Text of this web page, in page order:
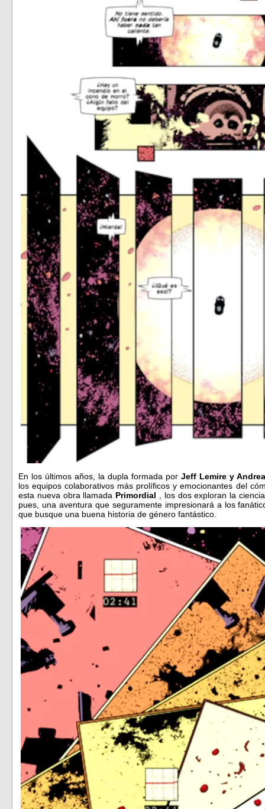
En los últimos años, la dupla formada por Jeff Lemire y
los equipos colaborativos más prolíficos y emocionantes del
esta nueva obra llamada Primordial
, los dos exploran la
pues, una aventura que seguramente impresionará a los
que busque una buena historia de género fantástico.